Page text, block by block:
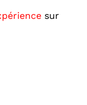
sur